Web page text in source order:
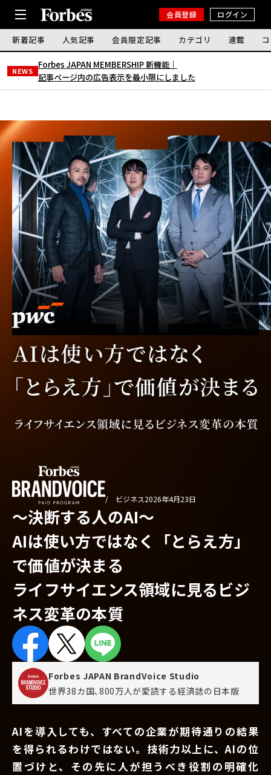
会員登録 ログイン
新着記事 人気記事 会員限定記事 カテゴリ 連載
NEWS
Forbes JAPAN MEMBERSHIP 新機能｜
記事ページ内の広告表示を最小限にしました
/ ビジネス2026年4月23日
〜決断する人のAI〜
AIは使い方ではなく「とらえ方」
で価値が決まる
ライフサイエンス領域に見るビジ
ネス変革の本質
Forbes JAPAN BrandVoice Studio
世界38カ国､800万人が愛読する 経済誌の日本版
AIを導入しても、すべての企業が期待通りの結果
を得られるわけではない。技術力以上に、AIの位
置づけと、その先に人が担うべき役割の明確化